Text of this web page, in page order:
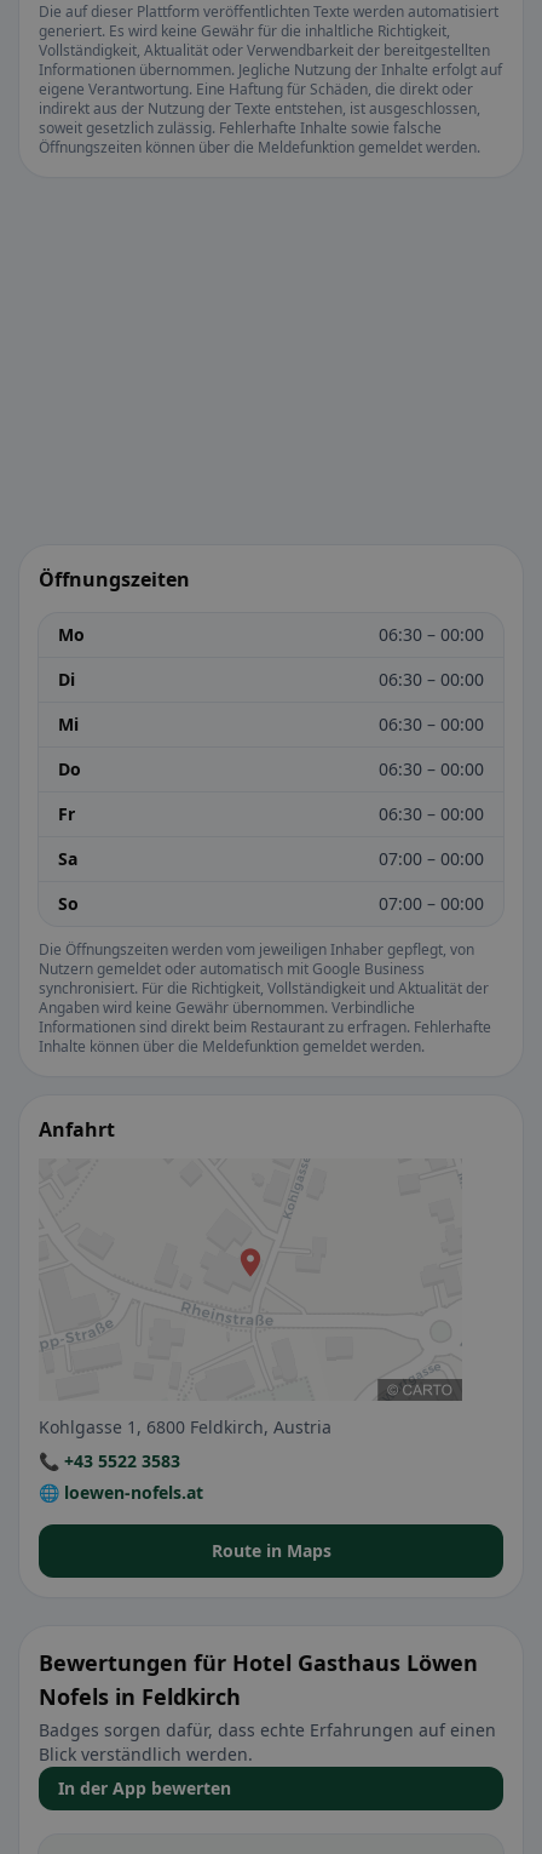
Die auf dieser Plattform veröffentlichten Texte werden automatisiert
generiert. Es wird keine Gewähr für die inhaltliche Richtigkeit,
Vollständigkeit, Aktualität oder Verwendbarkeit der bereitgestellten
Informationen übernommen. Jegliche Nutzung der Inhalte erfolgt auf
eigene Verantwortung. Eine Haftung für Schäden, die direkt oder
indirekt aus der Nutzung der Texte entstehen, ist ausgeschlossen,
soweit gesetzlich zulässig. Fehlerhafte Inhalte sowie falsche
Öffnungszeiten können über die Meldefunktion gemeldet werden.
Öffnungszeiten
Mo
06:30 – 00:00
Di
06:30 – 00:00
Mi
06:30 – 00:00
Do
06:30 – 00:00
Fr
06:30 – 00:00
Sa
07:00 – 00:00
So
07:00 – 00:00
Die Öffnungszeiten werden vom jeweiligen Inhaber gepflegt, von
Nutzern gemeldet oder automatisch mit Google Business
synchronisiert. Für die Richtigkeit, Vollständigkeit und Aktualität der
Angaben wird keine Gewähr übernommen. Verbindliche
Informationen sind direkt beim Restaurant zu erfragen. Fehlerhafte
Inhalte können über die Meldefunktion gemeldet werden.
Anfahrt
Kohlgasse 1, 6800 Feldkirch, Austria
📞 +43 5522 3583
🌐 loewen-nofels.at
Route in Maps
Bewertungen für Hotel Gasthaus Löwen
Nofels in Feldkirch
Badges sorgen dafür, dass echte Erfahrungen auf einen
Blick verständlich werden.
In der App bewerten